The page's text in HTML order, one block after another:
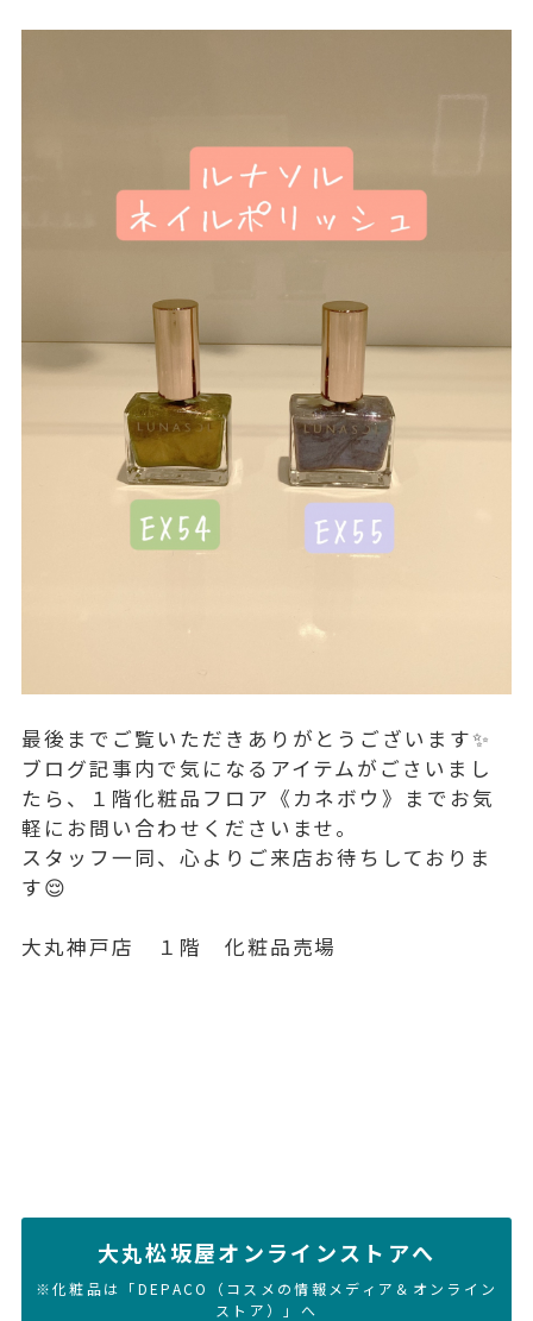
最後までご覧いただきありがとうございます✨
ブログ記事内で気になるアイテムがごさいまし
たら、１階化粧品フロア《カネボウ》までお気
軽にお問い合わせくださいませ。
スタッフ一同、心よりご来店お待ちしておりま
す😌
大丸神戸店 １階 化粧品売場
大丸松坂屋オンラインストアへ
※化粧品は「DEPACO（コスメの情報メディア＆オンライン
ストア）」へ